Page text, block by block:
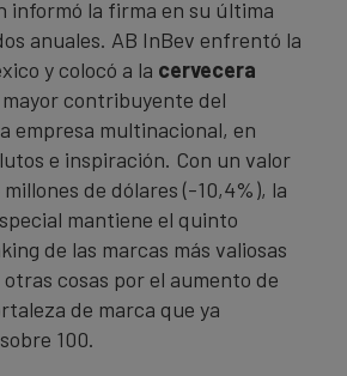
informó la firma en su última
anuales. AB InBev enfrentó la
y colocó a la cervecera
mayor contribuyente del
empresa multinacional, en
e inspiración. Con un valor
de dólares (-10,4%), la
mantiene el quinto
de las marcas más valiosas
cosas por el aumento de
de marca que ya
100.